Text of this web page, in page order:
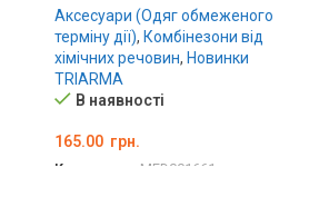
Аксесуари (Одяг обмеженого
терміну дії), Комбінезони від
хімічних речовин, Новинки
TRIARMA
В наявності
165.00 грн.
Код товару: MED001661